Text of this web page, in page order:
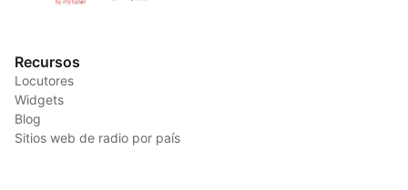
Recursos
Locutores
Widgets
Blog
Sitios web de radio por país